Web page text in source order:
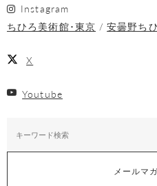
Instagram
ちひろ美術館･東京
安曇野ち
X
Youtube
メールマ